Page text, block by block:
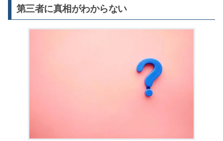
第三者に真相がわからない